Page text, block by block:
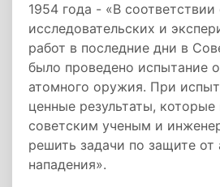
1954 года - «В
исследовательских и
работ в последние дни в
было проведено испытание
атомного оружия. При
ценные результаты, которые
советским ученым и
решить задачи по защите от
нападения».